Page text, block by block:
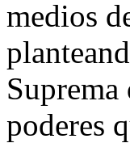
medios
poderes